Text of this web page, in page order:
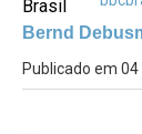
Bernd
Publicado em